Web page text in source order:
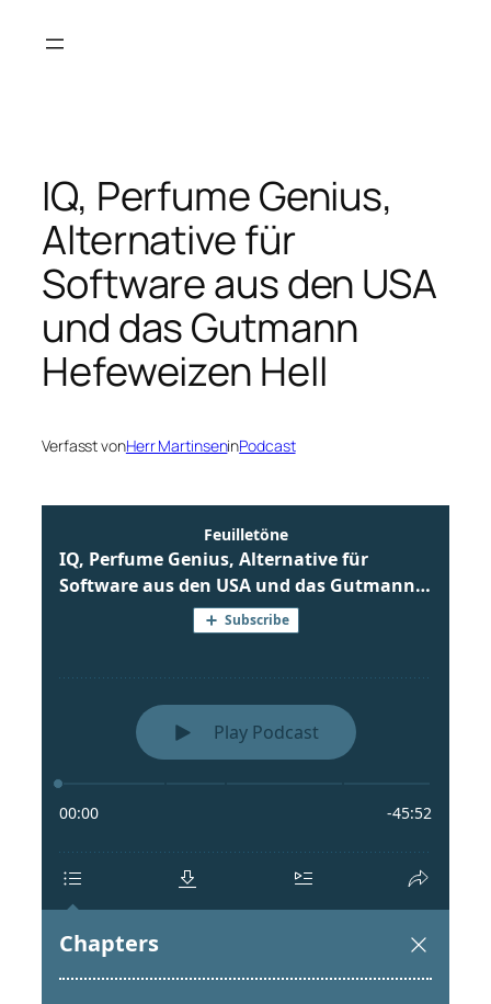
Inhalt
IQ, Perfume Genius,
Alternative für
Software aus den USA
und das Gutmann
Hefeweizen Hell
Verfasst vonHerr MartinseninPodcast